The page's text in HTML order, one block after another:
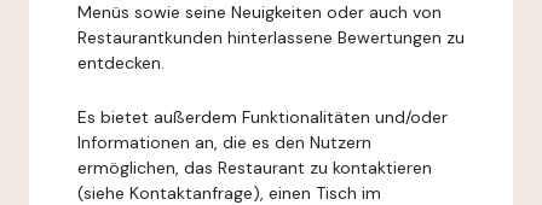
Menüs sowie seine Neuigkeiten oder auch von
Restaurantkunden hinterlassene Bewertungen zu
entdecken.
Es bietet außerdem Funktionalitäten und/oder
Informationen an, die es den Nutzern
ermöglichen, das Restaurant zu kontaktieren
(siehe Kontaktanfrage), einen Tisch im